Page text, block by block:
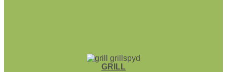
GRILL